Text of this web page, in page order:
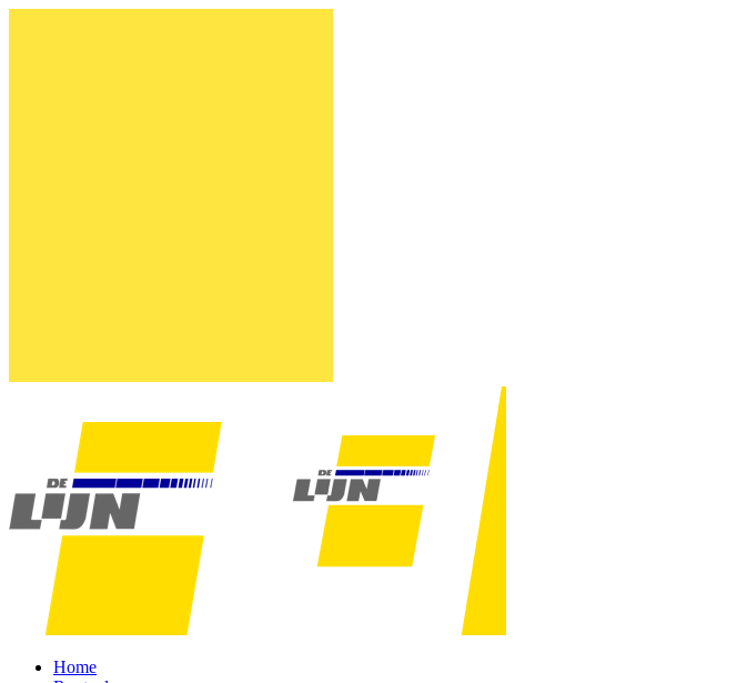
Home